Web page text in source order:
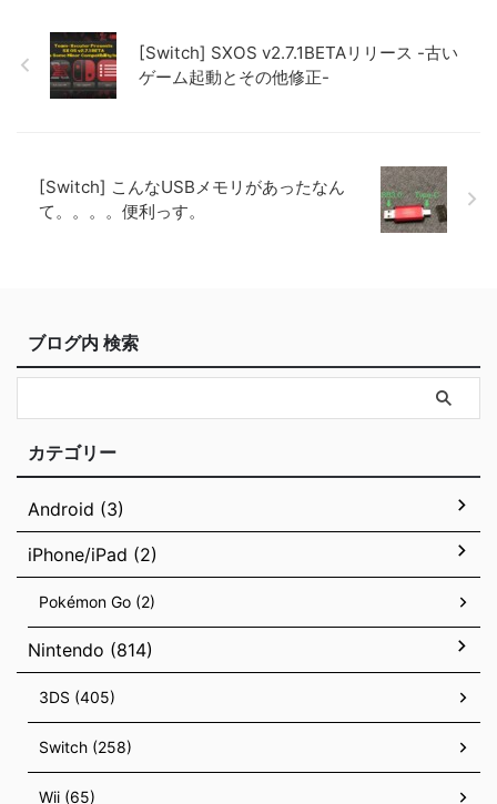
[Switch] SXOS v2.7.1BETAリリース -古い
ゲーム起動とその他修正-
[Switch] こんなUSBメモリがあったなん
て。。。。便利っす。
ブログ内 検索
カテゴリー
Android (3)
iPhone/iPad (2)
Pokémon Go (2)
Nintendo (814)
3DS (405)
Switch (258)
Wii (65)